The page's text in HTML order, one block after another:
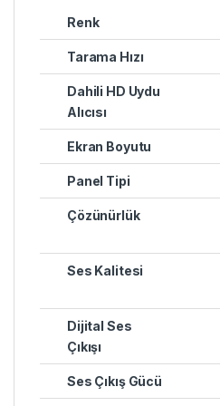
Renk
Tarama Hızı
Dahili HD Uydu
Alıcısı
Ekran Boyutu
Panel Tipi
Çözünürlük
Ses Kalitesi
Dijital Ses
Çıkışı
Ses Çıkış Gücü